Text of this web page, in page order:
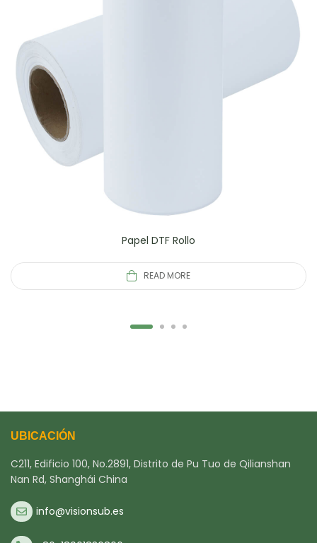
Papel DTF Rollo
READ MORE
UBICACIÓN
C211, Edificio 100, No.2891, Distrito de Pu Tuo de Qilianshan
Nan Rd, Shanghái China
info@visionsub.es